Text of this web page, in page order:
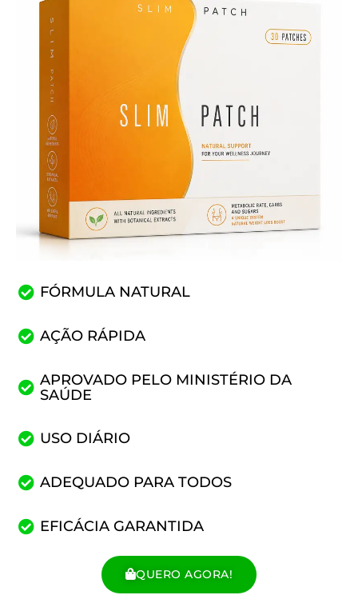
FÓRMULA NATURAL
AÇÃO RÁPIDA
APROVADO PELO MINISTÉRIO DA
SAÚDE
USO DIÁRIO
ADEQUADO PARA TODOS
EFICÁCIA GARANTIDA
QUERO AGORA!